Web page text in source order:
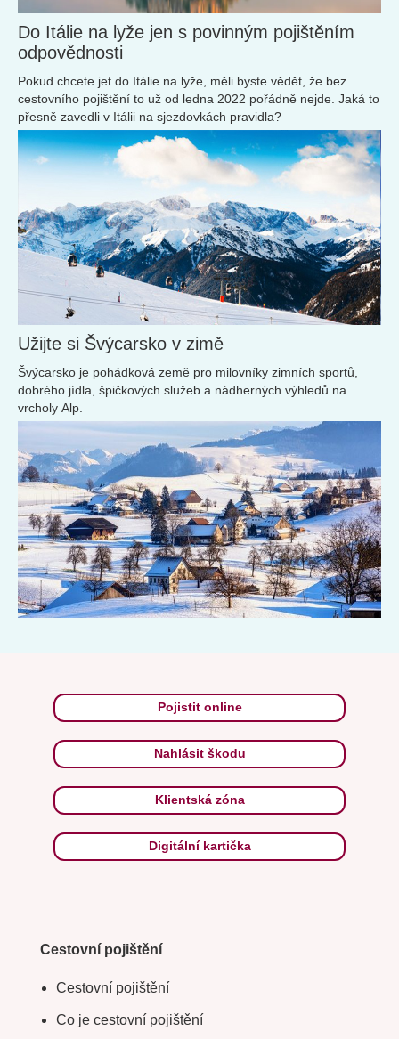
Do Itálie na lyže jen s povinným pojištěním
odpovědnosti
Pokud chcete jet do Itálie na lyže, měli byste vědět, že bez
cestovního pojištění to už od ledna 2022 pořádně nejde. Jaká to
přesně zavedli v Itálii na sjezdovkách pravidla?
Užijte si Švýcarsko v zimě
Švýcarsko je pohádková země pro milovníky zimních sportů,
dobrého jídla, špičkových služeb a nádherných výhledů na
vrcholy Alp.
Pojistit online
Nahlásit škodu
Klientská zóna
Digitální kartička
Cestovní pojištění
Cestovní pojištění
Co je cestovní pojištění